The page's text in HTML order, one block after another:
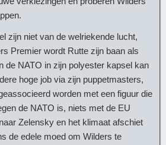
zijn niet van de welriekende lucht,
Premier wordt Rutte zijn baan als
de NATO in zijn polyester kapsel kan
hoge job via zijn puppetmasters,
worden met een figuur die
de NATO is, niets met de EU
Zelensky en het klimaat afschiet
de edele moed om Wilders te